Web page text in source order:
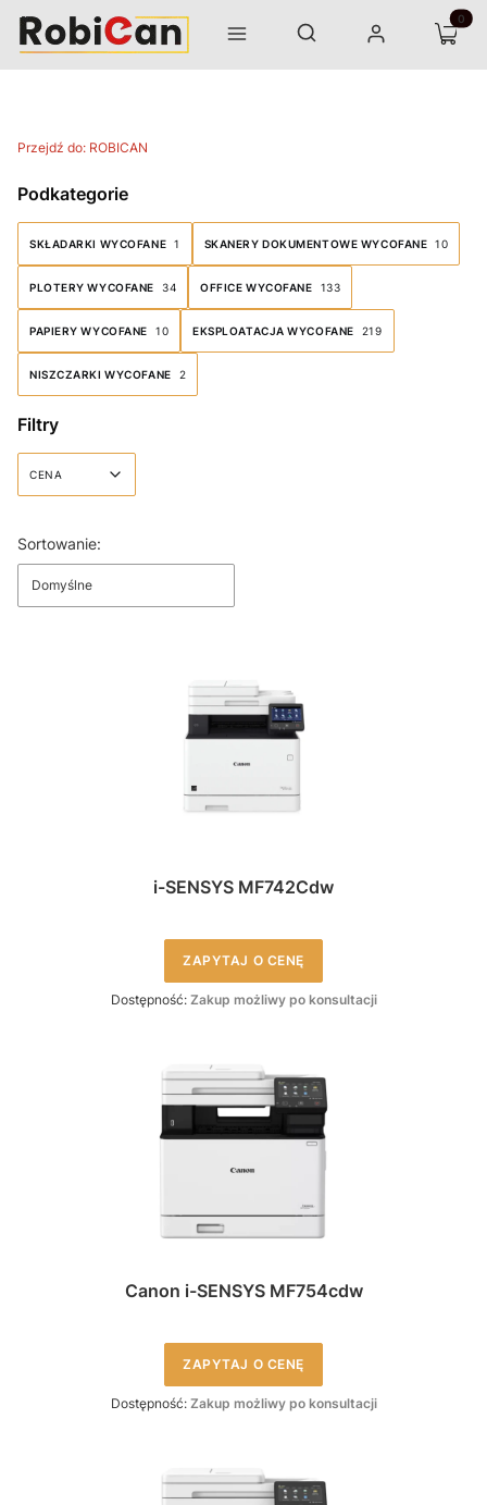
Menu Otwórz wyszukiwarkę
Szukaj Zaloguj się Koszyk
Przejdź do: ROBICAN
Podkategorie
SKŁADARKI WYCOFANE 1 SKANERY DOKUMENTOWE WYCOFANE 10
PLOTERY WYCOFANE 34 OFFICE WYCOFANE 133
PAPIERY WYCOFANE 10 EKSPLOATACJA WYCOFANE 219
NISZCZARKI WYCOFANE 2
Filtry
CENA
Lista produktów
Sortowanie:
Domyślne
i-SENSYS MF742Cdw
ZAPYTAJ O CENĘ
Dostępność: Zakup możliwy po konsultacji
Canon i-SENSYS MF754cdw
ZAPYTAJ O CENĘ
Dostępność: Zakup możliwy po konsultacji